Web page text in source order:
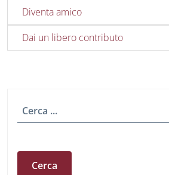
Diventa amico
Dai un libero contributo
Cerca